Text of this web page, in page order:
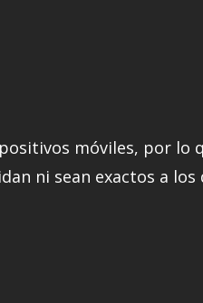
móviles, por lo
ni sean exactos a